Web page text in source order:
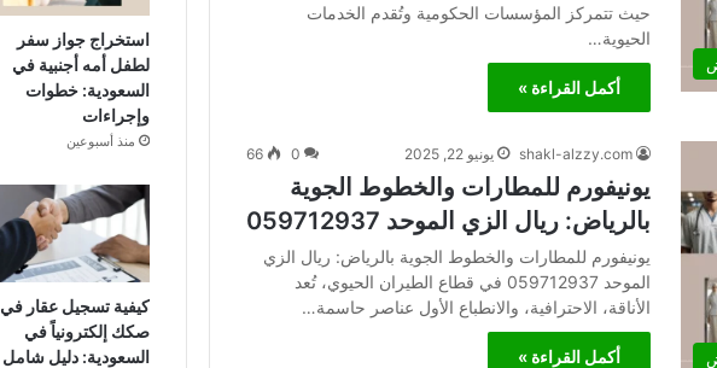
حيث تتمركز المؤسسات الحكومية وتُقدم الخدمات
الحيوية…
أكمل القراءة »
shakl-alzzy.com يونيو 22, 2025 0
66
يونيفورم للمطارات والخطوط الجوية
بالرياض: ريال الزي الموحد 059712937
يونيفورم للمطارات والخطوط الجوية بالرياض: ريال الزي
الموحد 059712937 في قطاع الطيران الحيوي، تُعد
الأناقة، الاحترافية، والانطباع الأول عناصر حاسمة…
أكمل القراءة »
استخراج جواز سفر
لطفل أمه أجنبية في
السعودية: خطوات
وإجراءات
منذ أسبوعين
كيفية تسجيل عقار في
صكك إلكترونياً في
السعودية: دليل شامل